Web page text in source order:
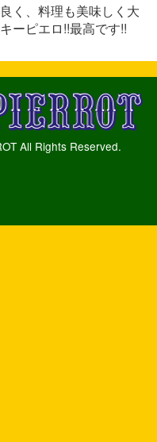
く、料理も美味しく大
ーピエロ!!最高です!!
All Rights Reserved.